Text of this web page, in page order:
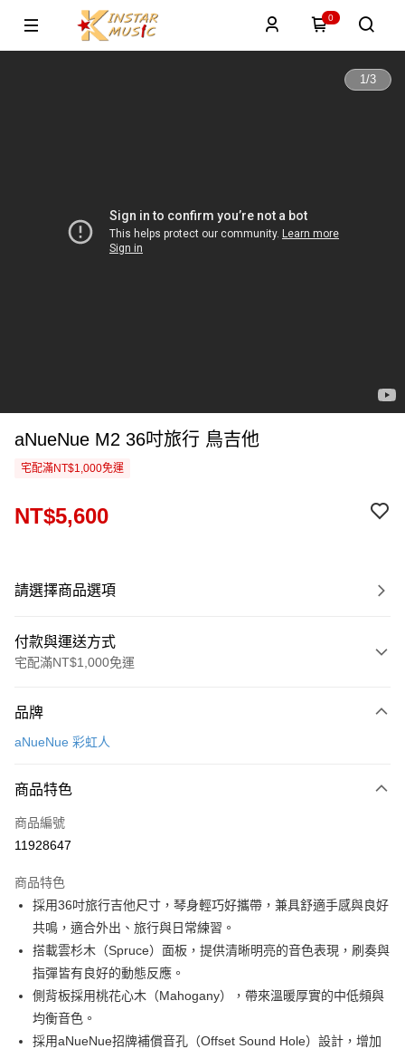
0
1/3
aNueNue M2 36吋旅行 鳥吉他
宅配滿NT$1,000免運
NT$5,600
請選擇商品選項
付款與運送方式
宅配滿NT$1,000免運
信用卡一次付款
3 期 0 利率 每期
合作金庫商業銀行
上海商業儲蓄銀行
臺灣中小企業銀行
匯豐（台灣）商業銀行
華泰商業銀行
聯邦商業銀行
遠東國際商業銀行
元大商業銀行
永豐商業銀行
玉山商業銀行
台灣樂天信用卡公司
合作金庫商業銀行
上海商業儲蓄銀行
國泰世華商業銀行
兆豐國際商業銀行
匯豐（台灣）商業銀行
華泰商業銀行
聯邦商業銀行
遠東國際商業銀行
元大商業銀行
玉山商業銀行
星展（台灣）商業銀行
台新國際商業銀行
LINE Pay
Apple Pay
街口支付
悠遊付
全盈+PAY
大哥付你分期
相關說明
品牌
aNueNue 彩虹人
商品特色
商品編號
11928647
商品特色
採用36吋旅行吉他尺寸，琴身輕巧好攜帶，兼具舒適手感與良好
共鳴，適合外出、旅行與日常練習。
搭載雲杉木（Spruce）面板，提供清晰明亮的音色表現，刷奏與
指彈皆有良好的動態反應。
側背板採用桃花心木（Mahogany），帶來溫暖厚實的中低頻與
均衡音色。
採用aNueNue招牌補償音孔（Offset Sound Hole）設計，增加